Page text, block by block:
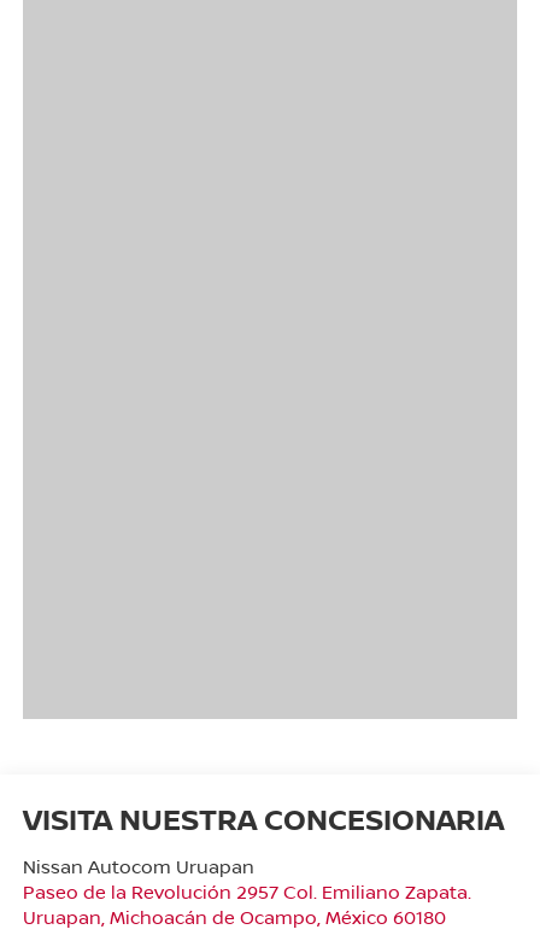
VISITA NUESTRA CONCESIONARIA
Nissan Autocom Uruapan
Paseo de la Revolución 2957 Col. Emiliano Zapata.
Uruapan, Michoacán de Ocampo, México 60180